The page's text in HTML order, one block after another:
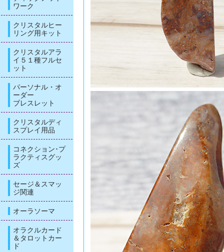
ワーク
クリスタルヒー
リング用キット
クリスタルアラ
イ５１種フルセ
ット
パーソナル・オ
ーダー
ブレスレット
クリスタルディ
スプレイ用品
コネクション･プ
ラクティスグッ
ズ
セージ＆スマッ
ジ関連
オーラソーマ
オラクルカード
＆タロットカー
ド